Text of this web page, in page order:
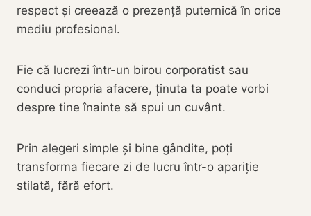
respect și creează o prezență puternică în orice
mediu profesional.
Fie că lucrezi într-un birou corporatist sau
conduci propria afacere, ținuta ta poate vorbi
despre tine înainte să spui un cuvânt.
Prin alegeri simple și bine gândite, poți
transforma fiecare zi de lucru într-o apariție
stilată, fără efort.